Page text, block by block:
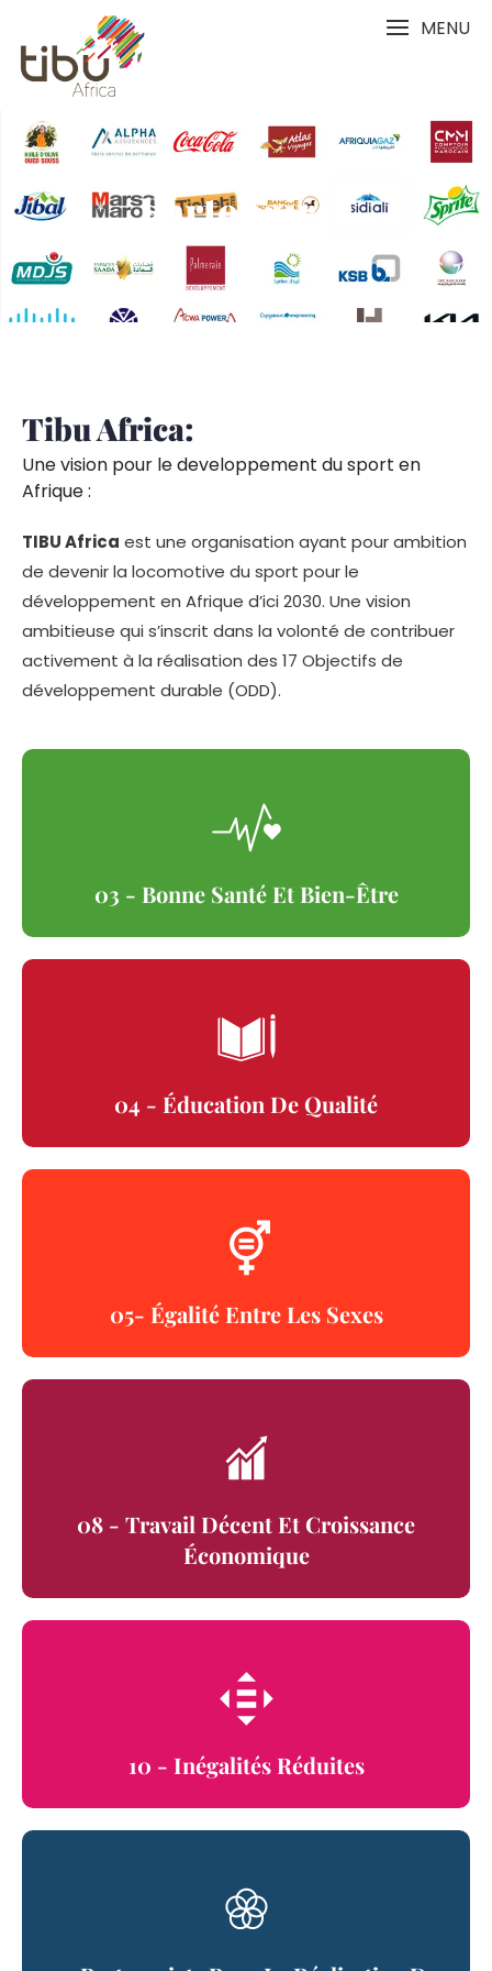
MENU
Partenaires
Tibu Africa:
Une vision pour le developpement du sport en
Afrique :
TIBU Africa est une organisation ayant pour ambition
de devenir la locomotive du sport pour le
développement en Afrique d’ici 2030. Une vision
ambitieuse qui s’inscrit dans la volonté de contribuer
activement à la réalisation des 17 Objectifs de
développement durable (ODD).
03 - Bonne Santé Et Bien-Être
04 - Éducation De Qualité
05- Égalité Entre Les Sexes
08 - Travail Décent Et Croissance
Économique
10 - Inégalités Réduites